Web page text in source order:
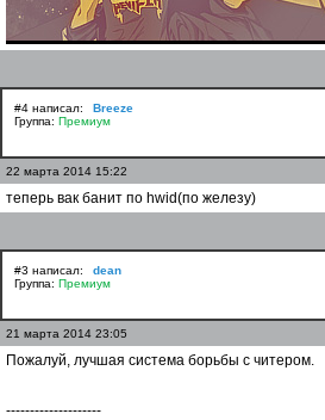
#4 написал:
Breeze
Группа: Премиум
22 марта 2014 15:22
теперь вак банит по hwid(по железу)
#3 написал:
dean
Группа: Премиум
21 марта 2014 23:05
Пожалуй, лучшая система борьбы с читером.
--------------------